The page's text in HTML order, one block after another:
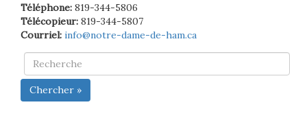
Téléphone: 819-344-5806
Télécopieur: 819-344-5807
Courriel: info@notre-dame-de-ham.ca
Chercher »